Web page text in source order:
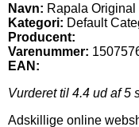
Navn: Rapala
Kategori: Default
Producent:
Varenummer:
EAN:
Vurderet til 4.4 ud af 5
Adskillige online